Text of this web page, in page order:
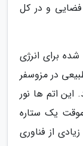
فضایی و در کل
شده برای انرژی
در مزوسفر
می دهد. این اتم ها نور
یک ستاره
از فناوری